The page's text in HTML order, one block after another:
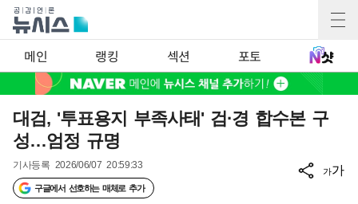
메인 랭킹 섹션 포토
대검, '투표용지 부족사태' 검·경 합수본 구
성…엄정 규명
기사등록 2026/06/07 20:59:33
구글에서 선호하는 매체로 추가
가가